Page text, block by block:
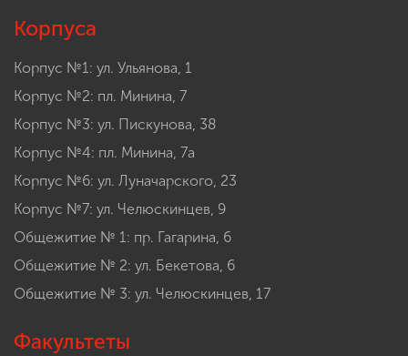
Корпуса
Корпус №1: ул. Ульянова, 1
Корпус №2: пл. Минина, 7
Корпус №3: ул. Пискунова, 38
Корпус №4: пл. Минина, 7а
Корпус №6: ул. Луначарского, 23
Корпус №7: ул. Челюскинцев, 9
Общежитие № 1: пр. Гагарина, 6
Общежитие № 2: ул. Бекетова, 6
Общежитие № 3: ул. Челюскинцев, 17
Факультеты